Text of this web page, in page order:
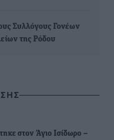
Συλλόγους Γονέων
της Ρόδου
στον Άγιο Ισίδωρο –